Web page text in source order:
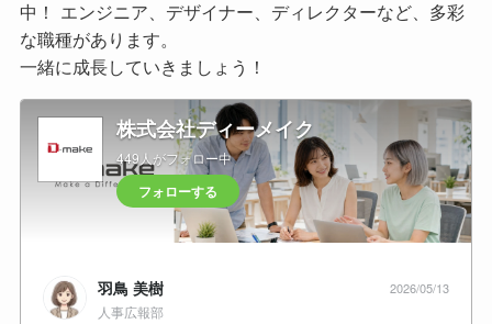
中！ エンジニア、デザイナー、ディレクターなど、多彩
な職種があります。
一緒に成長していきましょう！